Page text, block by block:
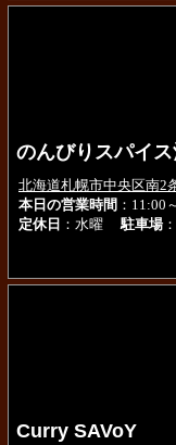
のんびりスパイ
北海道札幌市中央区南2
本日の営業時間 ：11:00
定休日 ：水曜駐車場
Curry SAVoY